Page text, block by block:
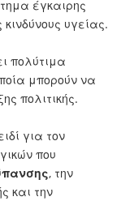
έγκαιρης
υγείας.
πολύτιμα
μπορούν να
πολιτικής.
για τον
που
, την
και την